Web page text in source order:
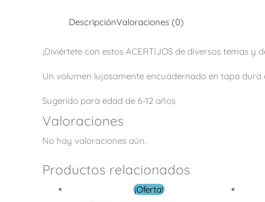
DescripciónValoraciones (0)
¡Diviértete con estos ACERTIJOS de diversos temas
Un volumen lujosamente encuadernado en tapa
Sugerido para edad de 6-12 años
Valoraciones
No hay valoraciones aún.
Productos relacionados
¡Oferta!
El
El